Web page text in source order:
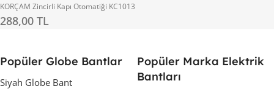
KORÇAM Zincirli Kapı Otomatiği KC1013
288,00 TL
Popüler Globe Bantlar
Siyah Globe Bant
Popüler Marka Elektrik
Bantları